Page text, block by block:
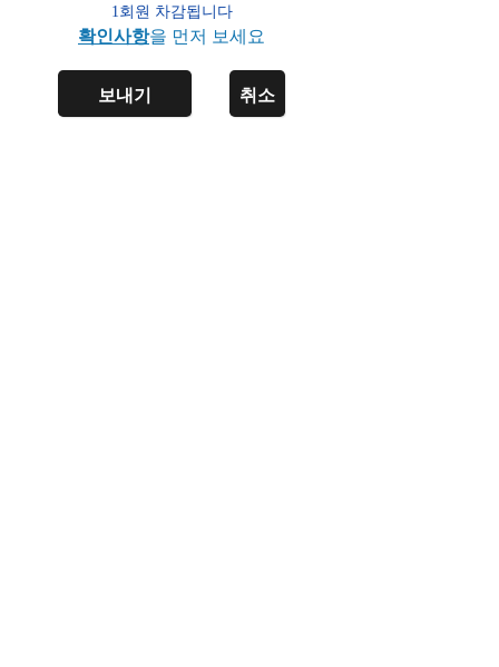
1회원 차감됩니다
확인사항을 먼저 보세요